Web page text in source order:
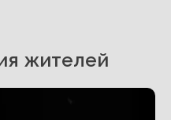
жителей